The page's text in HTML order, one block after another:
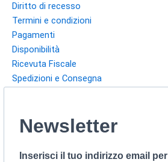
Diritto di recesso
Termini e condizioni
Pagamenti
Disponibilità
Ricevuta Fiscale
Spedizioni e Consegna
Newsletter
Inserisci il tuo indirizzo email